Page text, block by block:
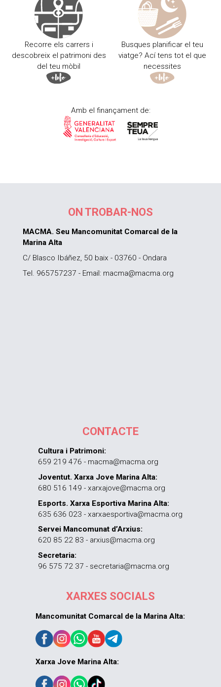
Recorre els carrers i
descobreix el patrimoni des
del teu mòbil
Busques planificar el teu
viatge? Ací tens tot el que
necessites
Amb el finançament de:
ON TROBAR-NOS
MACMA. Seu Mancomunitat Comarcal de la
Marina Alta
C/ Blasco Ibáñez, 50 baix - 03760 - Ondara
Tel. 965757237 - Email: macma@macma.org
CONTACTE
Cultura i Patrimoni:
659 219 476 - macma@macma.org
Joventut. Xarxa Jove Marina Alta:
680 516 149 - xarxajove@macma.org
Esports. Xarxa Esportiva Marina Alta:
635 636 023 - xarxaesportiva@macma.org
Servei Mancomunat d’Arxius:
620 85 22 83 - arxius@macma.org
Secretaria:
96 575 72 37 - secretaria@macma.org
XARXES SOCIALS
Mancomunitat Comarcal de la Marina Alta:
Xarxa Jove Marina Alta: